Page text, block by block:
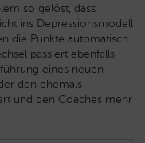
so gelöst, dass
ins Depressionsmodell
die Punkte automatisch
passiert ebenfalls
eines neuen
den ehemals
und den Coaches mehr